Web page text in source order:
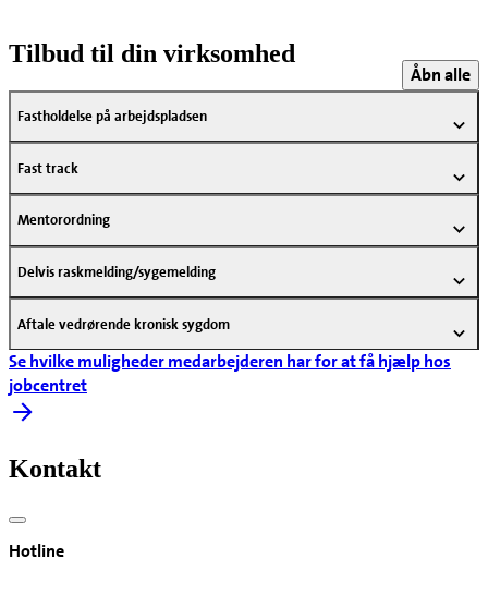
Tilbud til din virksomhed
Åbn alle
Fastholdelse på arbejdspladsen
Fast track
Mentorordning
Delvis raskmelding/sygemelding
Aftale vedrørende kronisk sygdom
Se hvilke muligheder medarbejderen har for at få hjælp hos
jobcentret
Kontakt
Hotline